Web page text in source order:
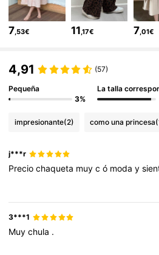
4,88 160K Seguidores
160K Seguidores
4,88 160K Seguidores
4,88
7,53€ 11,17€ 7,01€
4,91 (57)
Pequeña
3%
La talla
impresionante(2) como una princesa
j***r
Preciochaqueta muycó moday
3***1
Muychula .